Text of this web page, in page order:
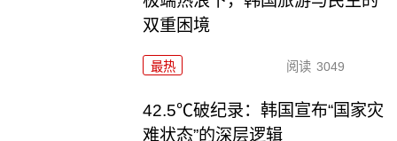
双重困境
最热 阅读 3049
42.5℃破纪录：韩国宣布“国家灾
难状态”的深层逻辑